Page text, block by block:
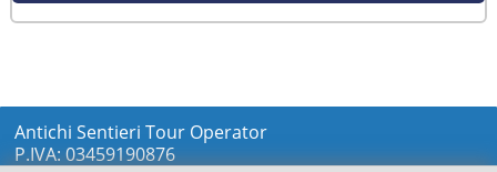
Antichi Sentieri Tour Operator
P.IVA: 03459190876